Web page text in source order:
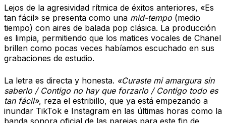
Lejos de la agresividad rítmica de éxitos anteriores, «Es
tan fácil» se presenta como una mid-tempo (medio
tiempo) con aires de balada pop clásica. La producción
es limpia, permitiendo que los matices vocales de Chanel
brillen como pocas veces habíamos escuchado en sus
grabaciones de estudio.
La letra es directa y honesta. «Curaste mi amargura sin
saberlo / Contigo no hay que forzarlo / Contigo todo es
tan fácil», reza el estribillo, que ya está empezando a
inundar TikTok e Instagram en las últimas horas como la
banda sonora oficial de las parejas para este fin de